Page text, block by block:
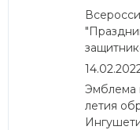
Эмблема
летия